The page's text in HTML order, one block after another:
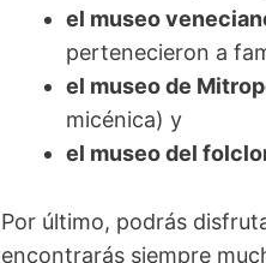
el museo
pertenecieron a
el museo de
micénica) y
el museo del
Por último, podrás
encontrarás siempre